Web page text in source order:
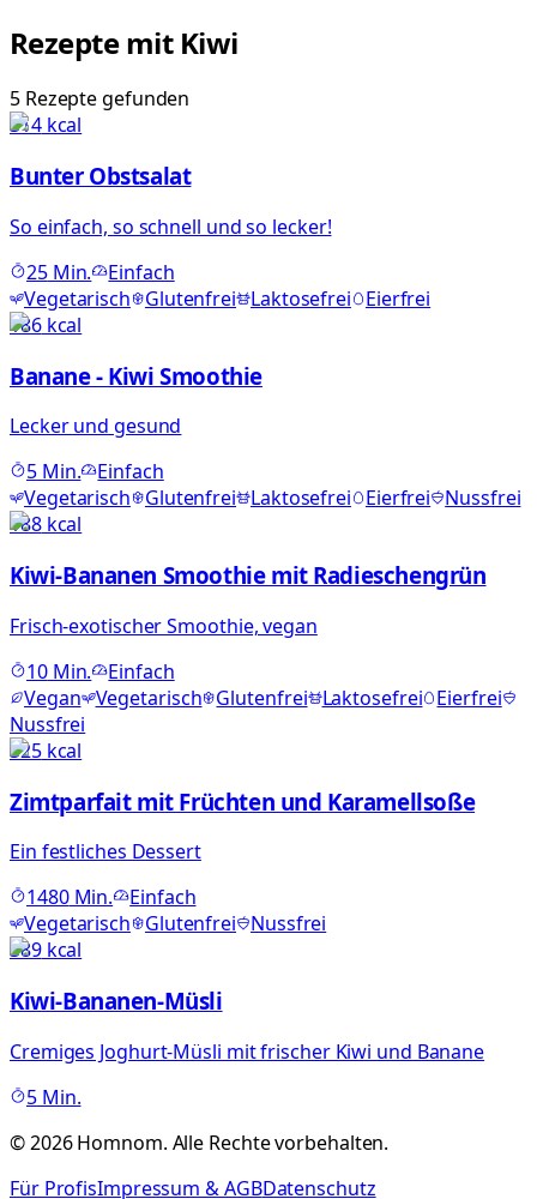
Rezepte mit Kiwi
5 Rezeptegefunden
314kcal
Bunter Obstsalat
So einfach, so schnell und so lecker!
25Min.
Einfach
Vegetarisch
Glutenfrei Laktosefrei
Eierfrei
186kcal
Banane - Kiwi Smoothie
Lecker und gesund
5Min.
Einfach
Vegetarisch
Glutenfrei Laktosefrei Eierfrei
Nussfrei
188kcal
Kiwi-Bananen Smoothie mit Radieschengrün
Frisch-exotischer Smoothie, vegan
10Min.
Einfach
Vegan Vegetarisch Glutenfrei Laktosefrei Eierfrei
Nussfrei
325kcal
Zimtparfait mit Früchten und Karamellsoße
Ein festliches Dessert
1480Min.
Einfach
Vegetarisch
Glutenfrei
Nussfrei
389kcal
Kiwi-Bananen-Müsli
Cremiges Joghurt-Müsli mit frischer Kiwi und Banane
5Min.
©2026Homnom. Alle Rechte vorbehalten.
Für ProfisImpressum & AGBDatenschutz